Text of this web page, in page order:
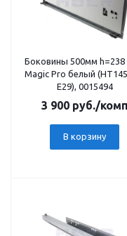
Боковины 500мм h=238
Magic Pro белый
Е29), 0015494
3 900руб./комп
В корзину